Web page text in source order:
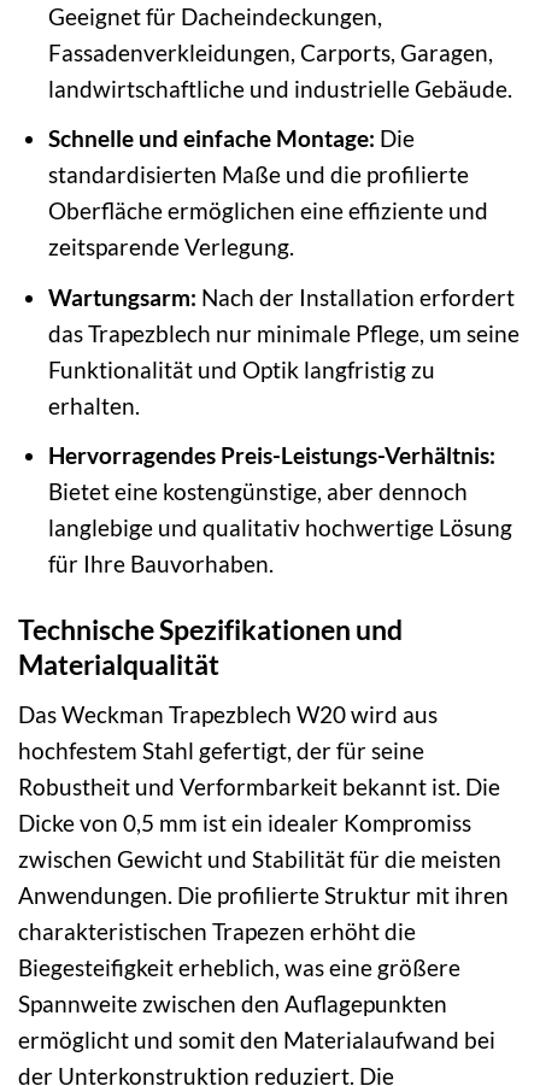
Geeignet für Dacheindeckungen,
Fassadenverkleidungen, Carports, Garagen,
landwirtschaftliche und industrielle Gebäude.
Schnelle und einfache Montage: Die
standardisierten Maße und die profilierte
Oberfläche ermöglichen eine effiziente und
zeitsparende Verlegung.
Wartungsarm: Nach der Installation erfordert
das Trapezblech nur minimale Pflege, um seine
Funktionalität und Optik langfristig zu
erhalten.
Hervorragendes Preis-Leistungs-Verhältnis:
Bietet eine kostengünstige, aber dennoch
langlebige und qualitativ hochwertige Lösung
für Ihre Bauvorhaben.
Technische Spezifikationen und
Materialqualität
Das Weckman Trapezblech W20 wird aus
hochfestem Stahl gefertigt, der für seine
Robustheit und Verformbarkeit bekannt ist. Die
Dicke von 0,5 mm ist ein idealer Kompromiss
zwischen Gewicht und Stabilität für die meisten
Anwendungen. Die profilierte Struktur mit ihren
charakteristischen Trapezen erhöht die
Biegesteifigkeit erheblich, was eine größere
Spannweite zwischen den Auflagepunkten
ermöglicht und somit den Materialaufwand bei
der Unterkonstruktion reduziert. Die